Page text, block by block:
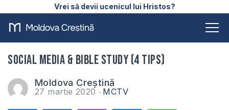
Vrei să devii ucenicul lui Hristos?
Social Media & Bible Study (4 Tips)
Moldova Creștină
27 martie 2020 MCTV